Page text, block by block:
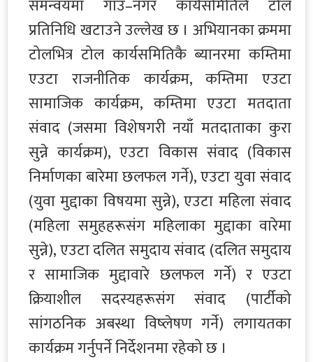
समन्वयमा गाउँ–नगर कार्यसमितिले टोल
प्रतिनिधि खटाउने उल्लेख छ । अभियानका क्रममा
टोलभित्र टोल कार्यसमितिकै ब्यानरमा कम्तिमा
एउटा राजनीतिक कार्यक्रम, कम्तिमा एउटा
सामाजिक कार्यक्रम, कम्तिमा एउटा मतदाता
संवाद (जसमा विशेषगरी नयाँ मतदाताका कुरा
सुन्ने कार्यक्रम), एउटा विकास संवाद (विकास
निर्माणका बारेमा छलफल गर्ने), एउटा युवा संवाद
(युवा मुद्दाका विषयमा सुन्ने), एउटा महिला संवाद
(महिला समुहहरूसंग महिलाका मुद्दाका वारेमा
सुन्ने), एउटा दलित समुदाय संवाद (दलित समुदाय
र सामाजिक मुद्दावारे छलफल गर्ने) र एउटा
क्रियाशील सदस्यहरूसंग संवाद (पार्टीको
सांगठनिक अबस्था विष्लेषण गर्ने) लगायतका
कार्यक्रम गर्नुपर्ने निर्देशनमा रहेको छ ।